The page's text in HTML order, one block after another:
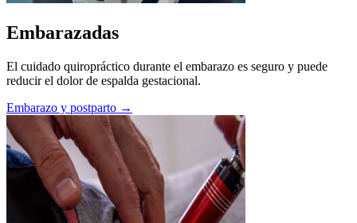
Embarazadas
El cuidado quiropráctico durante el embarazo es seguro y puede
reducir el dolor de espalda gestacional.
Embarazo y postparto →